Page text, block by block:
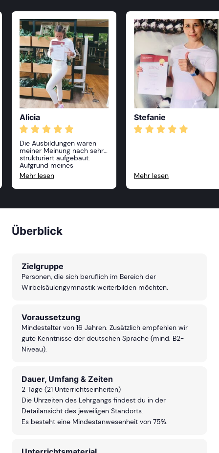
Alicia
Die Ausbildungen waren
meiner Meinung nach sehr
strukturiert aufgebaut.
Aufgrund meines
Sportstudiums hatte ich
schon einige
Vorerfahrungen, welche
erweitert wurden. Auch auf
Durch die Bereitstellung von
abgeneigt, weitere
Ausbildung an der
Akademie zu machen.
Mehr lesen
Stefanie
Mehr lesen
Überblick
Zielgruppe
Personen, die sich beruflich im Bereich der
Wirbelsäulengymnastik weiterbilden möchten.
Voraussetzung
Mindestalter von 16 Jahren. Zusätzlich empfehlen wir
gute Kenntnisse der deutschen Sprache (mind. B2-
Niveau).
Dauer, Umfang & Zeiten
2 Tage (21 Unterrichtseinheiten)
Die Uhrzeiten des Lehrgangs findest du in der
Detailansicht des jeweiligen Standorts.
Es besteht eine Mindestanwesenheit von 75%.